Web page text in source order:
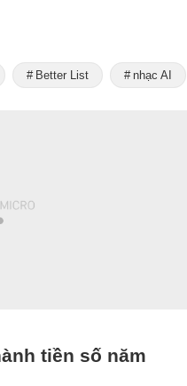
Better List nhạc AI
tiền số năm